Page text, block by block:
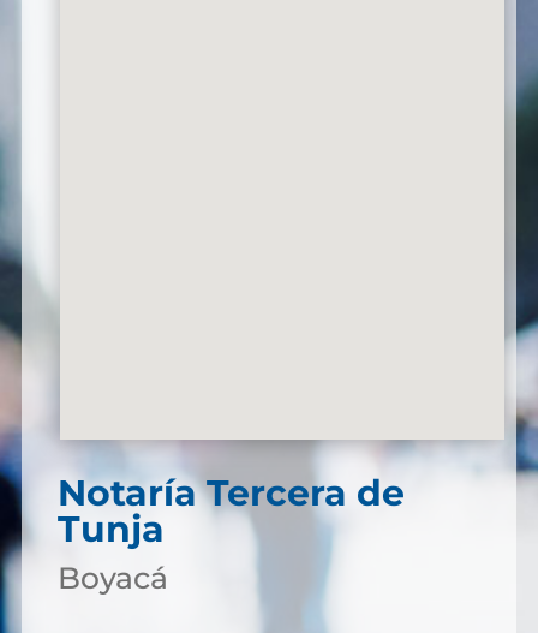
Notaría Tercera de
Tunja
Boyacá